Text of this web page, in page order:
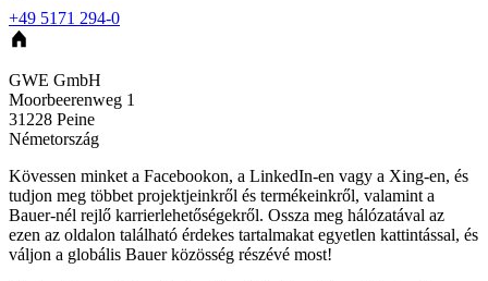
+49 5171 294-0
GWE GmbH
Moorbeerenweg 1
31228 Peine
Németország
Kövessen minket a Facebookon, a LinkedIn-en vagy a Xing-en, és
tudjon meg többet projektjeinkről és termékeinkről, valamint a
Bauer-nél rejlő karrierlehetőségekről. Ossza meg hálózatával az
ezen az oldalon található érdekes tartalmakat egyetlen kattintással, és
váljon a globális Bauer közösség részévé most!